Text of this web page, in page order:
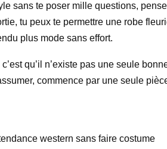
sans te poser mille questions,
tu peux te permettre une robe
plus mode sans effort.
qu’il n’existe pas une seule
commence par une seule
western sans faire costume